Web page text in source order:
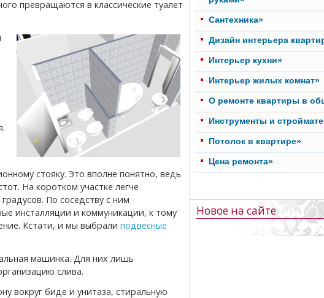
превращаются в классические туалет
На коротком участке легче
По соседству с ним
инсталляции и коммуникации, к тому
Кстати, и мы выбрали подвесные
слива.
Cантехника»
Дизайн интерьера
Интерьер кухни»
Интерьер жилых комнат»
О ремонте квартиры в
Инструменты и
Потолок в квартире»
Цена ремонта»
Новое на сайте